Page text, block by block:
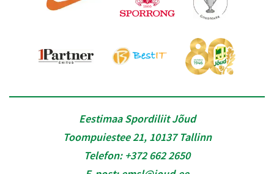
Eestimaa Spordiliit Jõud
Toompuiestee 21, 10137 Tallinn
Telefon: +372 662 2650